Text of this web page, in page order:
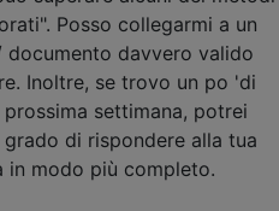
Posso collegarmi a un
davvero valido
Inoltre, se trovo un po 'di
settimana, potrei
grado di rispondere alla tua
in modo più completo.